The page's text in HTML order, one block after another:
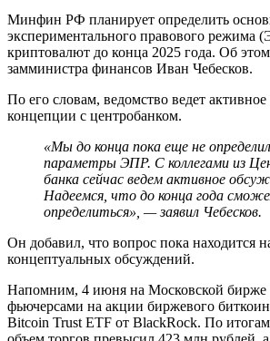
Минфин РФ планирует определить
экспериментального правового режима
криптовалют до конца 2025 года. Об
замминистра финансов Иван Чебесков.
По его словам, ведомство ведет
концепции с центробанком.
«Мы до конца пока еще не
параметры ЭПР. С коллегами из
банка сейчас ведем активное
Надеемся, что до конца года
определиться», — заявил Чебесков.
Он добавил, что вопрос пока находится
концептуальных обсуждений.
Напомним, 4 июня на Московской бирже
фьючерсами на акции биржевого
Bitcoin Trust ETF от BlackRock. По